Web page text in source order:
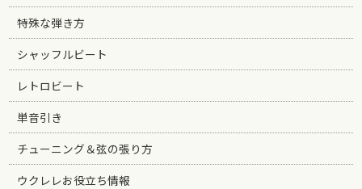
特殊な弾き方
シャッフルビート
レトロビート
単音引き
チューニング＆弦の張り方
ウクレレお役立ち情報